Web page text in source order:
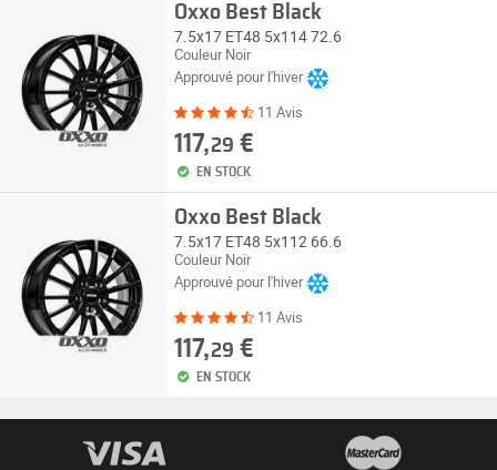
Oxxo Best Black
7.5x17 ET48 5x114 72.6
Couleur Noir
Approuvé pour l'hiver
11 Avis
117,29 €
EN STOCK
Oxxo Best Black
7.5x17 ET48 5x112 66.6
Couleur Noir
Approuvé pour l'hiver
11 Avis
117,29 €
EN STOCK